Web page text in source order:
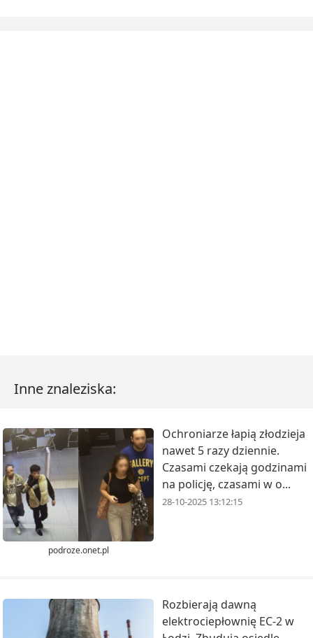
Inne znaleziska:
podroze.onet.pl
Ochroniarze łapią złodzieja
nawet 5 razy dziennie.
Czasami czekają godzinami
na policję, czasami w o...
28-10-2025 13:12:15
Rozbierają dawną
elektrociepłownię EC-2 w